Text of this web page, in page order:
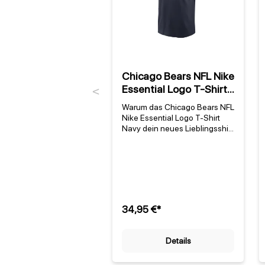
Previous
Chicago Bears NFL Nike
Essential Logo T-Shirt
Navy
Warum das Chicago Bears NFL
Nike Essential Logo T-Shirt
Navy dein neues Lieblingsshirt
Chicago Bears perfekt
einfängt. Gegründet 1920,
traditionsreichsten Franchises
der NFL und hat mit acht NFL-
34,95 €*
Details